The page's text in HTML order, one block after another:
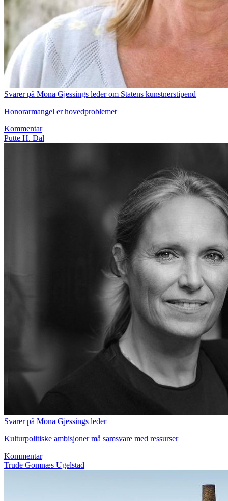
Svarer på Mona Gjessings leder om Statens kunstnerstipend
Honorarmangel er hovedproblemet
Kommentar
Putte H. Dal
Svarer på Mona Gjessings leder
Kulturpolitiske ambisjoner må samsvare med ressurser
Kommentar
Trude Gomnæs Ugelstad